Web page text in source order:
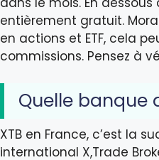
entièrement gratuit.
en actions et ETF, cela
commissions. Pensez à
Quelle banque
XTB en France, c’est la
international X,Trade